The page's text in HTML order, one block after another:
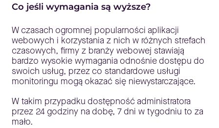
Co jeśli wymagania są wyższe?
W czasach ogromnej popularności aplikacji
webowych i korzystania z nich w różnych strefach
czasowych, firmy z branży webowej stawiają
bardzo wysokie wymagania odnośnie dostępu do
swoich usług, przez co standardowe usługi
monitoringu mogą okazać się niewystarczające.
W takim przypadku dostępność administratora
przez 24 godziny na dobę, 7 dni w tygodniu to za
mało.